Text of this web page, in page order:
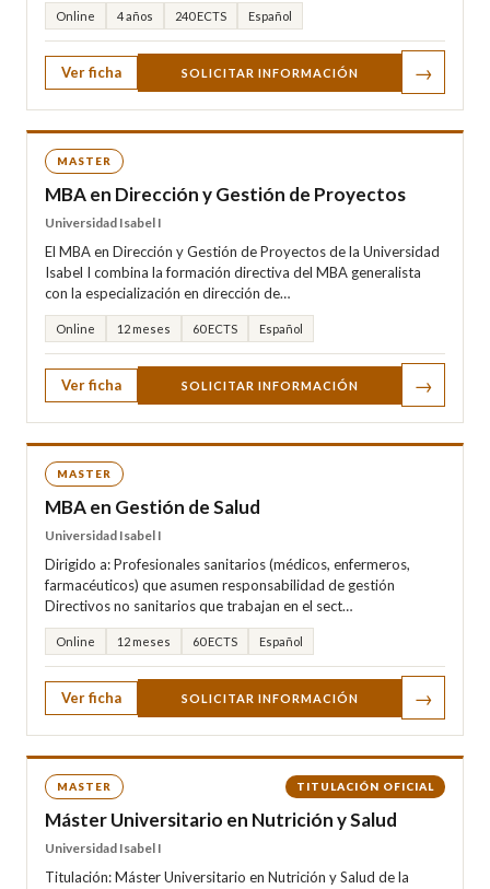
Online 4 años 240 ECTS Español
Ver ficha SOLICITAR INFORMACIÓN →
MASTER
MBA en Dirección y Gestión de Proyectos
Universidad Isabel I
El MBA en Dirección y Gestión de Proyectos de la Universidad
Isabel I combina la formación directiva del MBA generalista
con la especialización en dirección de…
Online 12 meses 60 ECTS Español
Ver ficha SOLICITAR INFORMACIÓN →
MASTER
MBA en Gestión de Salud
Universidad Isabel I
Dirigido a: Profesionales sanitarios (médicos, enfermeros,
farmacéuticos) que asumen responsabilidad de gestión
Directivos no sanitarios que trabajan en el sect…
Online 12 meses 60 ECTS Español
Ver ficha SOLICITAR INFORMACIÓN →
MASTER TITULACIÓN OFICIAL
Máster Universitario en Nutrición y Salud
Universidad Isabel I
Titulación: Máster Universitario en Nutrición y Salud de la